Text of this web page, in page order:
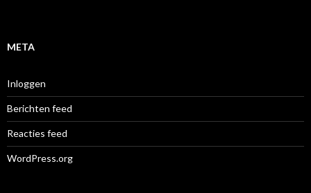
META
Inloggen
Berichten feed
Reacties feed
WordPress.org